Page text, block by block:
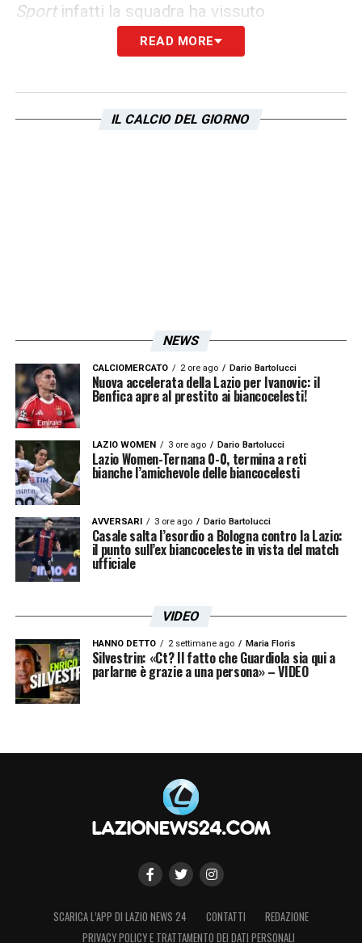
Sportinfatti la squadra ha vissuto
disavventura sull’aereo che lo avrebbe
dovuto riportare a Milano.
volo di ritorno a Milano
domenica contro laLazio.
LA PLAYLIST DELLE NOSTRE TOP NEWS
READ MORE
IL CALCIO DEL GIORNO
NEWS
CALCIOMERCATO 2 ore ago Dario Bartolucci
Nuova accelerata della Lazio per Ivanovic: il
Benfica apre al prestito ai biancocelesti!
LAZIO WOMEN 3 ore ago Dario Bartolucci
Lazio Women-Ternana 0-0, termina a reti
bianche l’amichevole delle biancocelesti
AVVERSARI 3 ore ago Dario Bartolucci
Casale salta l’esordio a Bologna contro la Lazio:
il punto sull’ex biancoceleste in vista del match
ufficiale
VIDEO
HANNO DETTO 2 settimane ago Maria Floris
Silvestrin: «Ct? Il fatto che Guardiola sia qui a
parlarne è grazie a una persona» – VIDEO
SCARICA L’APP DI LAZIO NEWS 24 CONTATTI
REDAZIONE
PRIVACY POLICY E TRATTAMENTO DEI DATI PERSONALI